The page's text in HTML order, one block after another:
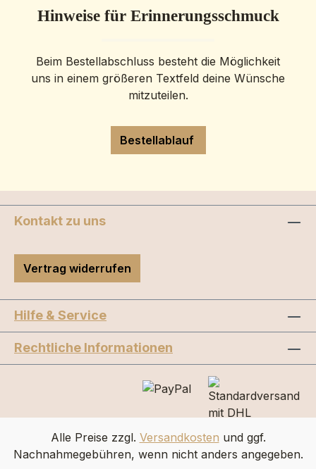
Hinweise für Erinnerungsschmuck
Beim Bestellabschluss besteht die Möglichkeit
uns in einem größeren Textfeld deine Wünsche
mitzuteilen.
Bestellablauf
Kontakt zu uns
Vertrag widerrufen
Hilfe & Service
Rechtliche Informationen
Alle Preise zzgl. Versandkosten und ggf.
Nachnahmegebühren, wenn nicht anders angegeben.